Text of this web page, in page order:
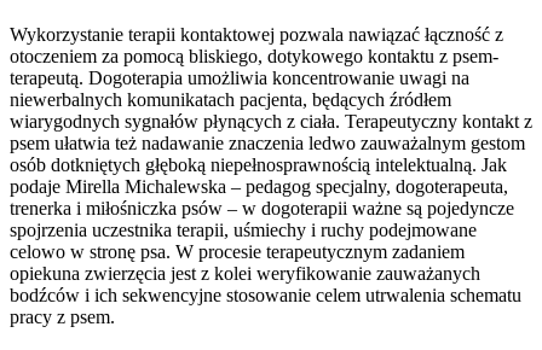
Wykorzystanie terapii kontaktowej pozwala nawiązać łączność z
otoczeniem za pomocą bliskiego, dotykowego kontaktu z psem-
terapeutą. Dogoterapia umożliwia koncentrowanie uwagi na
niewerbalnych komunikatach pacjenta, będących źródłem
wiarygodnych sygnałów płynących z ciała. Terapeutyczny kontakt z
psem ułatwia też nadawanie znaczenia ledwo zauważalnym gestom
osób dotkniętych głęboką niepełnosprawnością intelektualną. Jak
podaje Mirella Michalewska – pedagog specjalny, dogoterapeuta,
trenerka i miłośniczka psów – w dogoterapii ważne są pojedyncze
spojrzenia uczestnika terapii, uśmiechy i ruchy podejmowane
celowo w stronę psa. W procesie terapeutycznym zadaniem
opiekuna zwierzęcia jest z kolei weryfikowanie zauważanych
bodźców i ich sekwencyjne stosowanie celem utrwalenia schematu
pracy z psem.